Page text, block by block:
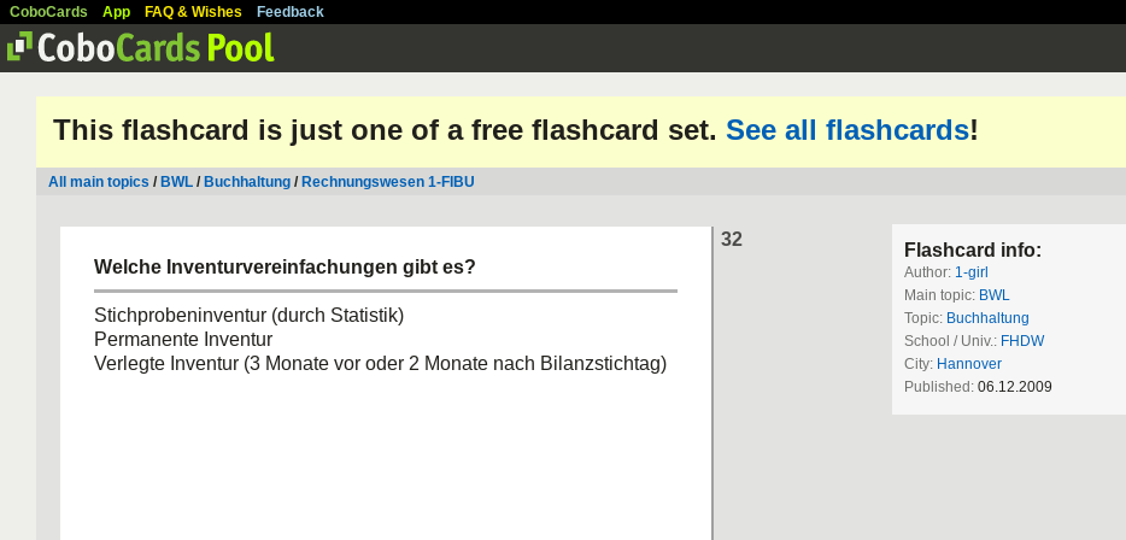
CoboCards App FAQ & Wishes Feedback
This flashcard is just one of a free flashcard set. See all flashcards!
All main topics / BWL / Buchhaltung / Rechnungswesen 1-FIBU
32
Welche Inventurvereinfachungen gibt es?
Stichprobeninventur (durch Statistik)
Permanente Inventur
Verlegte Inventur (3 Monate vor oder 2 Monate nach Bilanzstichtag)
Flashcard info:
Author: 1-girl
Main topic: BWL
Topic: Buchhaltung
School / Univ.: FHDW
City: Hannover
Published: 06.12.2009